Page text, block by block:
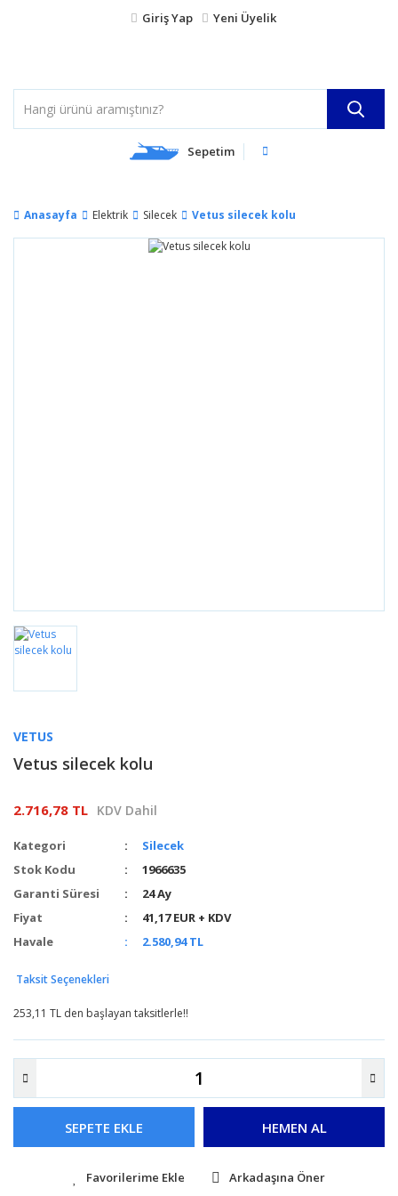
Giriş Yap Yeni Üyelik
Sepetim
Anasayfa Elektrik Silecek Vetus silecek kolu
VETUS
Vetus silecek kolu
2.716,78 TL KDV Dahil
Kategori
Silecek
Stok Kodu
1966635
Garanti Süresi
24 Ay
Fiyat
41,17 EUR + KDV
Havale
2.580,94 TL
Taksit Seçenekleri
253,11 TL den başlayan taksitlerle!!
SEPETE EKLE HEMEN AL
Arkadaşına Öner